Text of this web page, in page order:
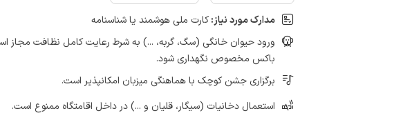
مدارک مورد نیاز:کارت ملی هوشمند یا شناسنامه
ورود حیوان خانگی (سگ، گربه، ...) به شرط رعایت کامل نظافت مجاز
باکس مخصوص نگهداری شود.
برگزاری جشن کوچک با هماهنگی میزبان امکانپذیر است.
استعمال دخانیات (سیگار، قلیان و ...) در داخل اقامتگاه ممنوع است.